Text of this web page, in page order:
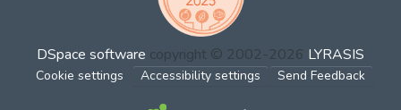
DSpace software copyright © 2002-2026 LYRASIS
Cookie settings Accessibility settings Send Feedback